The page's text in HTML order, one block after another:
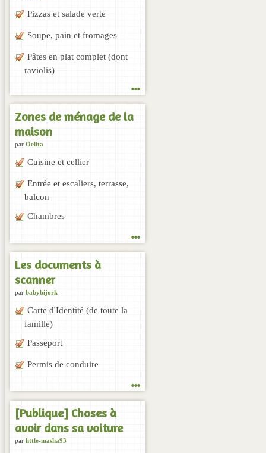
Pizzas et salade verte
Soupe, pain et fromages
Pâtes en plat complet (dont
raviolis)
...
Zones de ménage de la
maison
par Oelita
Cuisine et cellier
Entrée et escaliers, terrasse,
balcon
Chambres
...
Les documents à
scanner
par babybijork
Carte d'Identité (de toute la
famille)
Passeport
Permis de conduire
...
[Publique] Choses à
avoir dans sa voiture
par little-masha93